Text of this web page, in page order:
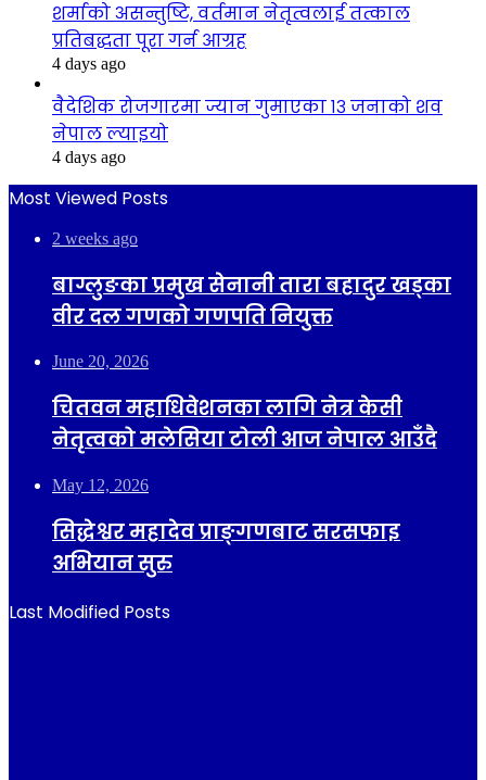
शर्माको असन्तुष्टि, वर्तमान नेतृत्वलाई तत्काल
प्रतिबद्धता पूरा गर्न आग्रह
4 days ago
वैदेशिक रोजगारमा ज्यान गुमाएका १३ जनाको शव
नेपाल ल्याइयो
4 days ago
Most Viewed Posts
2 weeks ago
बाग्लुङका प्रमुख सेनानी तारा बहादुर खड्का
वीर दल गणको गणपति नियुक्त
June 20, 2026
चितवन महाधिवेशनका लागि नेत्र केसी
नेतृत्वको मलेसिया टोली आज नेपाल आउँदै
May 12, 2026
सिद्धेश्वर महादेव प्राङ्गणबाट सरसफाइ
अभियान सुरु
Last Modified Posts